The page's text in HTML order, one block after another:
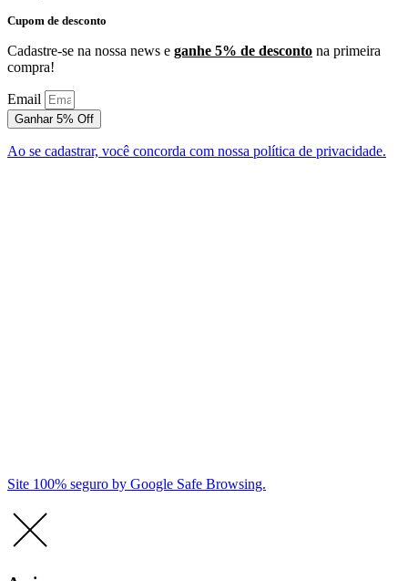
Cupom de desconto
Cadastre-se na nossa news e ganhe 5% de desconto na primeira
compra!
Email
Ganhar 5% Off
Ao se cadastrar, você concorda com nossa política de privacidade.
Site 100% seguro by Google Safe Browsing.